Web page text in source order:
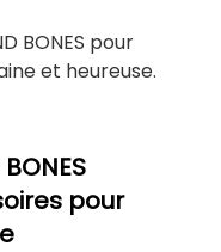
BONES pour
et heureuse.
pour